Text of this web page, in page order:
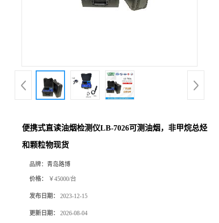
品
厅
便携式直读油烟检测仪LB-7026可测油烟，非甲烷总烃
和颗粒物现货
品牌： 青岛路博
价格： ￥45000/台
发布日期： 2023-12-15
更新日期： 2026-08-04